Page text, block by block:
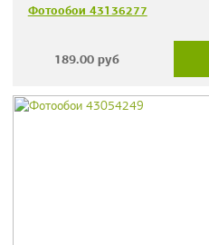
Фотообои 43136277
189.00 руб